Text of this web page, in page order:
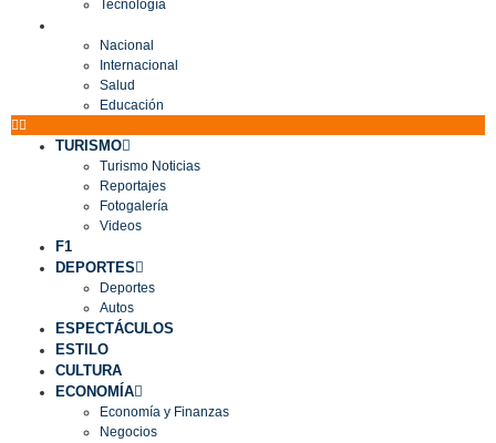
Tecnología
Nacional
Internacional
Salud
Educación
TURISMO
Turismo Noticias
Reportajes
Fotogalería
Videos
F1
DEPORTES
Deportes
Autos
ESPECTÁCULOS
ESTILO
CULTURA
ECONOMÍA
Economía y Finanzas
Negocios